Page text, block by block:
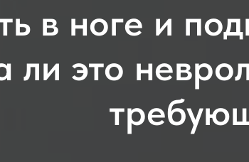
в ноге и
ли это